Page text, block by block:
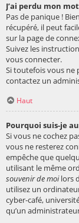
J’ai perdu mon
Pas de panique !
récupéré, il peut
sur la page de
Suivez les
vous connecter.
Si toutefois vous ne
contactez un
Haut
Pourquoi suis-je
Si vous ne cochez
vous ne resterez
empêche que
utilisant le même
souvenir de moilors
utilisez un
cyber-café,
qu’un